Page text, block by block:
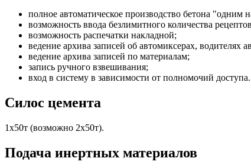
полное автоматическое производство бетона "одним
возможность ввода безлимитного количества
возможность распечатки накладной;
ведение архива записей об автомиксерах,
ведение архива записей по материалам;
запись ручного взвешивания;
вход в систему в зависимости от полномочий доступа.
Силос цемента
1x50т (возможно 2х50т).
Подача инертных материалов